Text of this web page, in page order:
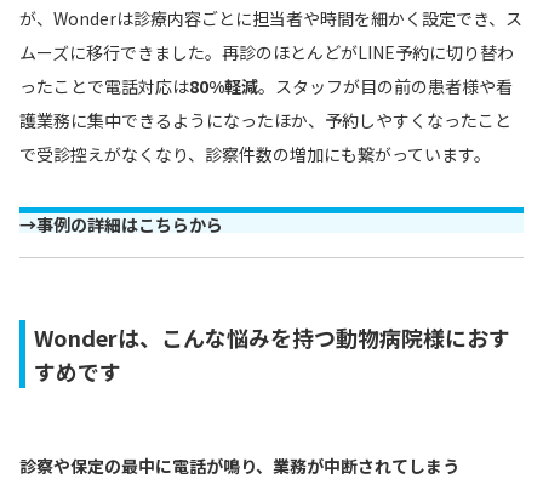
が、Wonderは診療内容ごとに担当者や時間を細かく設定でき、ス
ムーズに移行できました。再診のほとんどがLINE予約に切り替わ
ったことで電話対応は80%軽減。スタッフが目の前の患者様や看
護業務に集中できるようになったほか、予約しやすくなったこと
で受診控えがなくなり、診察件数の増加にも繋がっています。
→事例の詳細はこちらから
Wonderは、こんな悩みを持つ動物病院様におす
すめです
診察や保定の最中に電話が鳴り、業務が中断されてしまう